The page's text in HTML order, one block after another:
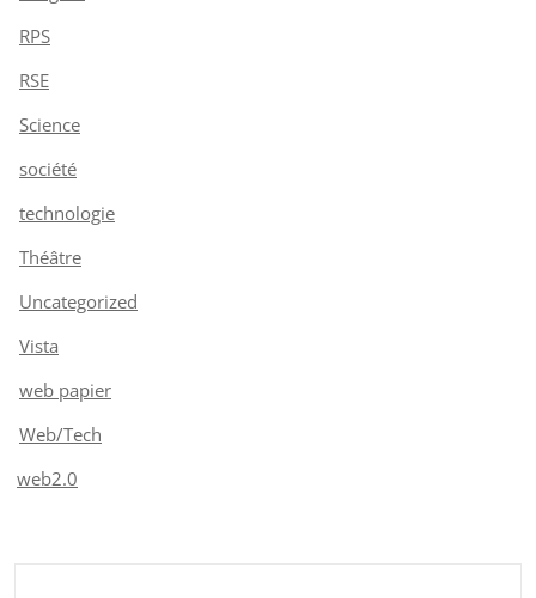
RPS
RSE
Science
société
technologie
Théâtre
Uncategorized
Vista
web papier
Web/Tech
web2.0